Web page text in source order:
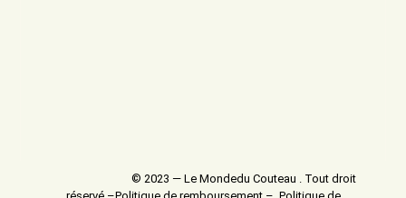
© 2023 — Le Mondedu Couteau . Tout droit